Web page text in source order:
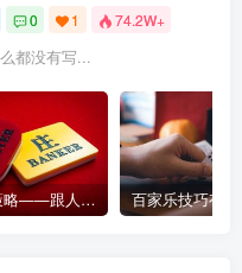
0 1 74.2W+
都没有写...
百家乐策略——跟人胜过跟路